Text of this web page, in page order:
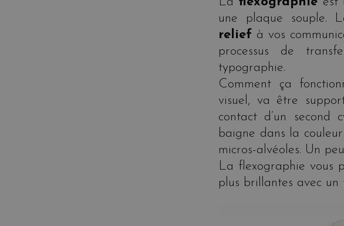
une plaque souple.
relief à vos
processus de
typographie.
Comment ça
visuel, va être
contact d’un
baigne dans la
micros-alvéoles. Un
La flexographie vous
plus brillantes avec un